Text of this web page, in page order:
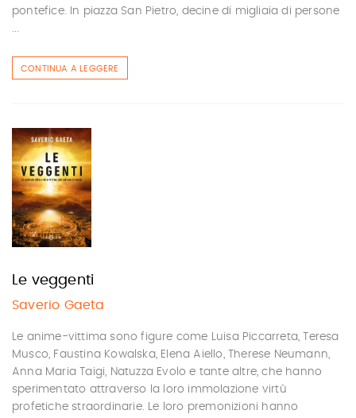
pontefice. In piazza San Pietro, decine di migliaia di persone
...
CONTINUA A LEGGERE
Le veggenti
Saverio Gaeta
Le anime-vittima sono figure come Luisa Piccarreta, Teresa
Musco, Faustina Kowalska, Elena Aiello, Therese Neumann,
Anna Maria Taigi, Natuzza Evolo e tante altre, che hanno
sperimentato attraverso la loro immolazione virtù
profetiche straordinarie. Le loro premonizioni hanno